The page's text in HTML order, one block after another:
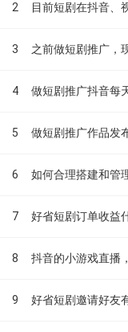
2
3 之前做短剧推广，
4 做短剧推广抖音每
5 做短剧推广作品发
6 如何合理搭建和管
7 好省短剧订单收益
8 抖音的小游戏直播
9 好省短剧邀请好友